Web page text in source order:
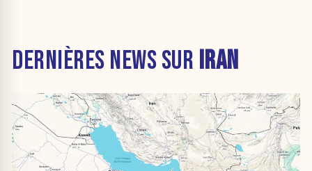
DERNIÈRES NEWS SUR IRAN